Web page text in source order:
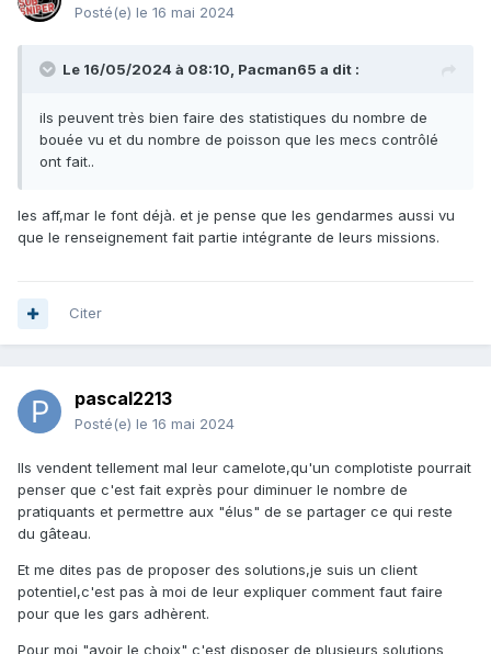
Posté(e) le 16 mai 2024
Le 16/05/2024 à 08:10, Pacman65 a dit :
ils peuvent très bien faire des statistiques du nombre de
bouée vu et du nombre de poisson que les mecs contrôlé
ont fait..
les aff,mar le font déjà. et je pense que les gendarmes aussi vu
que le renseignement fait partie intégrante de leurs missions.
Citer
pascal2213
Posté(e) le 16 mai 2024
Ils vendent tellement mal leur camelote,qu'un complotiste pourrait
penser que c'est fait exprès pour diminuer le nombre de
pratiquants et permettre aux "élus" de se partager ce qui reste
du gâteau.
Et me dites pas de proposer des solutions,je suis un client
potentiel,c'est pas à moi de leur expliquer comment faut faire
pour que les gars adhèrent.
Pour moi "avoir le choix" c'est disposer de plusieurs solutions